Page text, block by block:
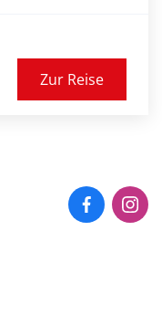
Zur Reise